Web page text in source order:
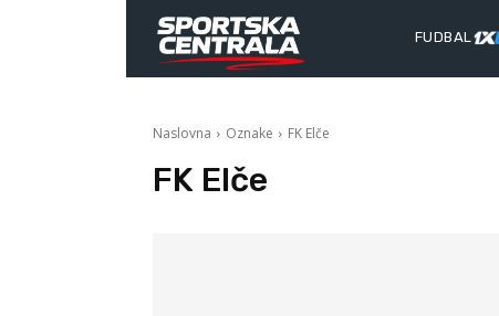
FUDBAL
Naslovna Oznake FK Elče
FK Elče